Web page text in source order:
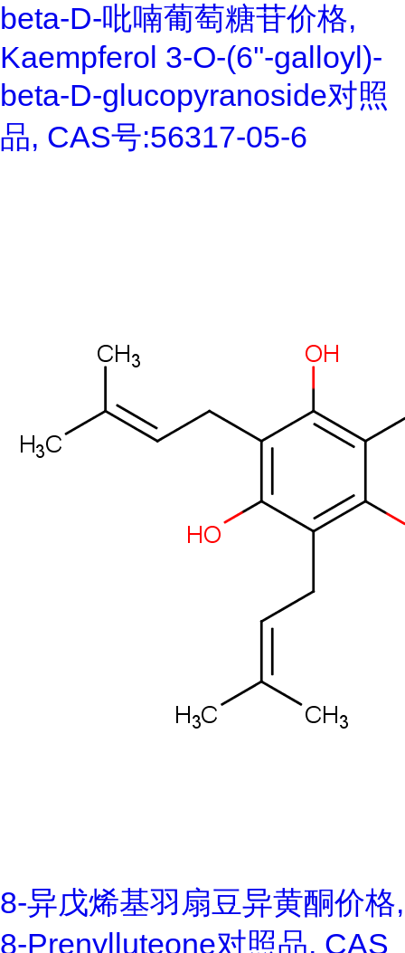
beta-D-吡喃葡萄糖苷价格,
Kaempferol 3-O-(6''-galloyl)-
beta-D-glucopyranoside对照
品, CAS号:56317-05-6
8-异戊烯基羽扇豆异黄酮价格,
8-Prenylluteone对照品, CAS